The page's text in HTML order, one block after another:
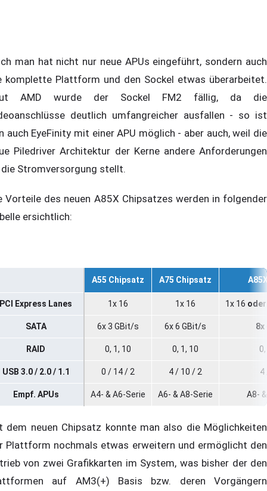
man hat nicht nur neue APUs eingeführt, sondern auch
komplette Plattform und den Sockel etwas überarbeitet.
AMD wurde der Sockel FM2 fällig, da die
deutlich umfangreicher ausfallen - so ist
auch EyeFinity mit einer APU möglich - aber auch, weil die
Piledriver Architektur der Kerne andere Anforderungen
die Stromversorgung stellt.
Vorteile des neuen A85X Chipsatzes werden in folgender
ersichtlich:
A55 Chipsatz A75 Chipsatz
PCI Express Lanes 1x 16 1x 16 1x 16 oder
SATA 6x 3 GBit/s 6x 6 GBit/s 8x
RAID 0, 1, 10 0, 1, 10
USB 3.0 / 2.0 / 1.1 0 / 14 / 2 4 / 10 / 2 4
Empf. APUs A4- & A6-Serie A6- & A8-Serie A8-
dem neuen Chipsatz konnte man also die Möglichkeiten
Plattform nochmals etwas erweitern und ermöglicht den
von zwei Grafikkarten im System, was bisher der den
auf AM3(+) Basis bzw. deren Vorgängern